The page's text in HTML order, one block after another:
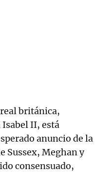
británica,
Isabel II, está
anuncio de la
Sussex, Meghan y
consensuado,